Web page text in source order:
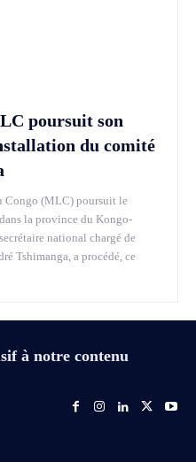
poursuit son
du comité
Congo (MLC) poursuit le
la province du Kongo-
national chargé de
Tshimanga, a procédé, ce
à notre contenu